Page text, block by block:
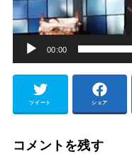
00:00
ツイート シェア
コメントを残す